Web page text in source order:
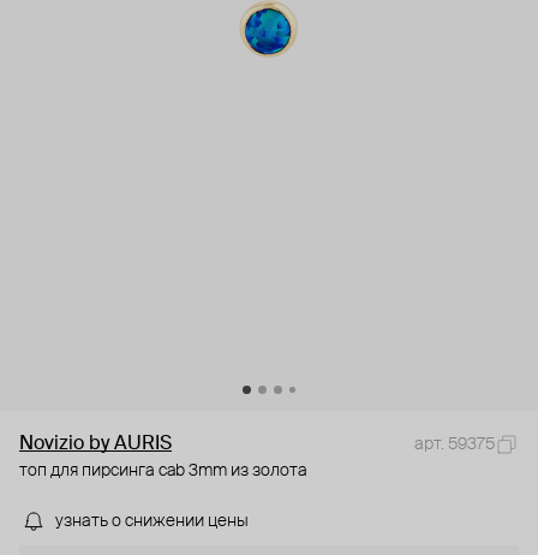
Novizio by AURIS
арт. 59375
топ для пирсинга cab 3mm из золота
узнать о снижении цены